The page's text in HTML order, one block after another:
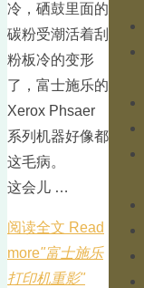
冷，硒鼓里面的
碳粉受潮活着刮
粉板冷的变形
了，富士施乐的
Xerox Phsaer
系列机器好像都
这毛病。
这会儿 …
阅读全文 Read
more"富士施乐
打印机重影"